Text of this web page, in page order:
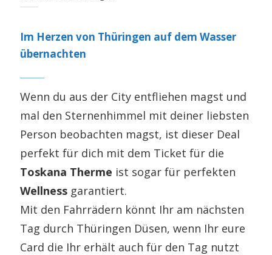
Im Herzen von Thüringen auf dem Wasser
übernachten
Wenn du aus der City entfliehen magst und
mal den Sternenhimmel mit deiner liebsten
Person beobachten magst, ist dieser Deal
perfekt für dich mit dem Ticket für die
Toskana Therme ist sogar für perfekten
Wellness garantiert.
Mit den Fahrrädern könnt Ihr am nächsten
Tag durch Thüringen Düsen, wenn Ihr eure
Card die Ihr erhält auch für den Tag nutzt